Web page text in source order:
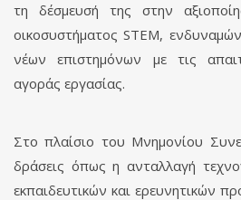
τη δέσμευσή της στην
οικοσυστήματος STEM,
νέων επιστημόνων με τις
αγοράς εργασίας.
Στο πλαίσιο του Μνημονίου
δράσεις όπως η ανταλλαγή
εκπαιδευτικών και ερευνητικών